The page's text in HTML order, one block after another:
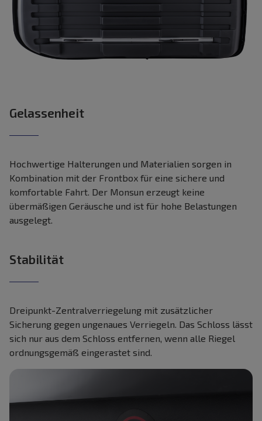
Gelassenheit
Hochwertige Halterungen und Materialien sorgen in
Kombination mit der Frontbox für eine sichere und
komfortable Fahrt. Der Monsun erzeugt keine
übermäßigen Geräusche und ist für hohe Belastungen
ausgelegt.
Stabilität
Dreipunkt-Zentralverriegelung mit zusätzlicher
Sicherung gegen ungenaues Verriegeln. Das Schloss lässt
sich nur aus dem Schloss entfernen, wenn alle Riegel
ordnungsgemäß eingerastet sind.